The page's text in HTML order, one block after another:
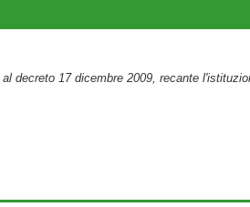
decreto 17 dicembre 2009, recante